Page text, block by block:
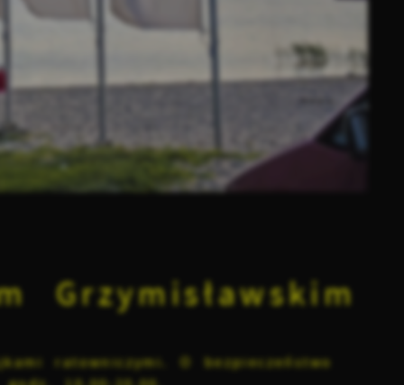
Grzymisławskim
ratowniczymi. O bezpieczeństwo